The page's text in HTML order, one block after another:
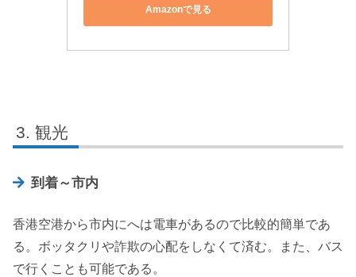
Amazonで見る
観光
到着～市内
香港空港から市内にへは電車があるので比較的簡単であ
る。ボッタクリや詐欺の心配をしなくて済む。また、バス
で行くことも可能である。